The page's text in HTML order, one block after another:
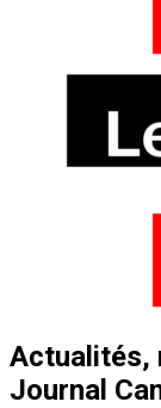
Actualités,
Journal